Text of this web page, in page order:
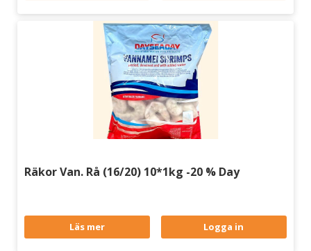
Räkor Van. Rå (16/20) 10*1kg -20 % Day
Läs mer Logga in